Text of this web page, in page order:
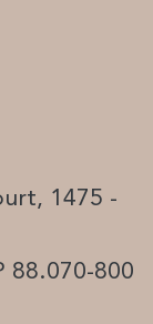
1475 -
88.070-800